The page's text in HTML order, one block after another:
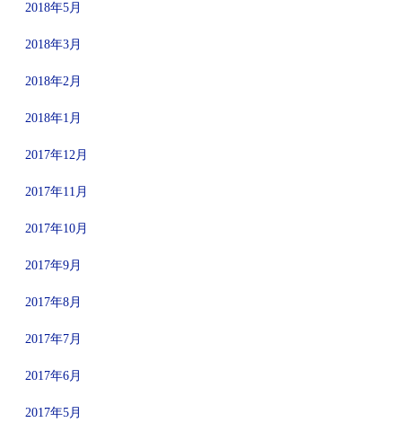
2018年5月
2018年3月
2018年2月
2018年1月
2017年12月
2017年11月
2017年10月
2017年9月
2017年8月
2017年7月
2017年6月
2017年5月